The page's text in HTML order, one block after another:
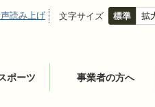
読み上げ 文字サイズ
ポーツ 事業者の方へ